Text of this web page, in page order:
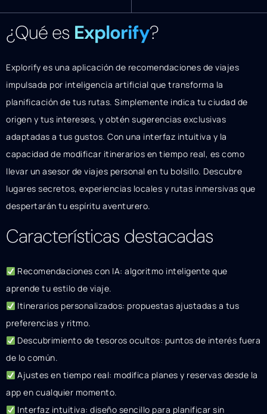
¿Qué es Explorify?
Explorify es una aplicación de recomendaciones de viajes
impulsada por inteligencia artificial que transforma la
planificación de tus rutas. Simplemente indica tu ciudad de
origen y tus intereses, y obtén sugerencias exclusivas
adaptadas a tus gustos. Con una interfaz intuitiva y la
capacidad de modificar itinerarios en tiempo real, es como
llevar un asesor de viajes personal en tu bolsillo. Descubre
lugares secretos, experiencias locales y rutas inmersivas que
despertarán tu espíritu aventurero.
Características destacadas
Recomendaciones con IA: algoritmo inteligente que
aprende tu estilo de viaje.
Itinerarios personalizados: propuestas ajustadas a tus
preferencias y ritmo.
Descubrimiento de tesoros ocultos: puntos de interés fuera
de lo común.
Ajustes en tiempo real: modifica planes y reservas desde la
app en cualquier momento.
Interfaz intuitiva: diseño sencillo para planificar sin